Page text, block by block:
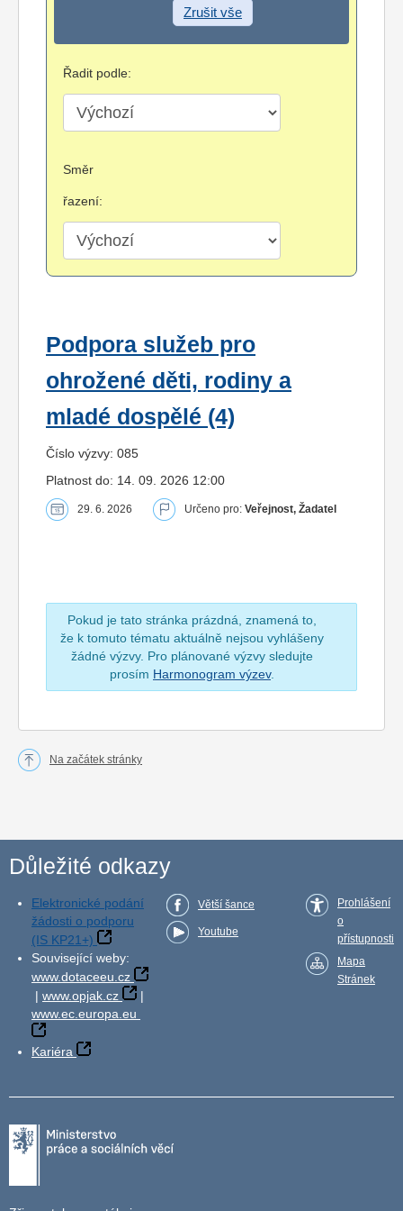
Zrušit vše
Řadit podle:
Směr
řazení:
Podpora služeb pro
ohrožené děti, rodiny a
mladé dospělé (4)
Číslo výzvy: 085
Platnost do: 14. 09. 2026 12:00
29. 6. 2026 Určeno pro: Veřejnost, Žadatel
Pokud je tato stránka prázdná, znamená to,
že k tomuto tématu aktuálně nejsou vyhlášeny
žádné výzvy. Pro plánované výzvy sledujte
prosím Harmonogram výzev.
Na začátek stránky
Důležité odkazy
Elektronické podání
žádosti o podporu
(IS KP21+)
Související weby:
www.dotaceeu.cz
| www.opjak.cz
|
www.ec.europa.eu
Kariéra
Větší šance
Youtube
Prohlášení
o
přístupnosti
Mapa
Stránek